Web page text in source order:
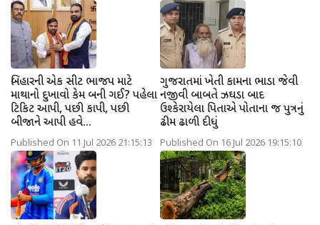
બિહારની એક સીટ ભાજપ માટે
માથાનો દુખાવો કેમ બની ગઈ? પહેલા
ટિકિટ આપી, પછી કાપી, પછી
બીજાને આપી હવે...
Published On 11 Jul 2026 21:15:13
ગુજરાતમાં ખેતી કામના ભાડા જેવી
નજીવી બાબતે ઝઘડા બાદ
ઉશ્કેરાયેલા પિતાએ પોતાના જ પુત્રનું
ઢીમ ઢાળી દીધું
Published On 16 Jul 2026 19:15:10